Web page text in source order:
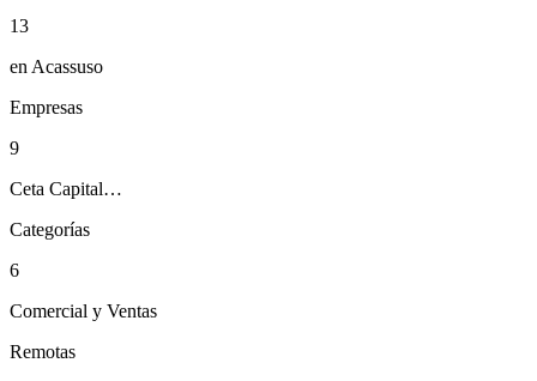
13
en Acassuso
Empresas
9
Ceta Capital…
Categorías
6
Comercial y Ventas
Remotas